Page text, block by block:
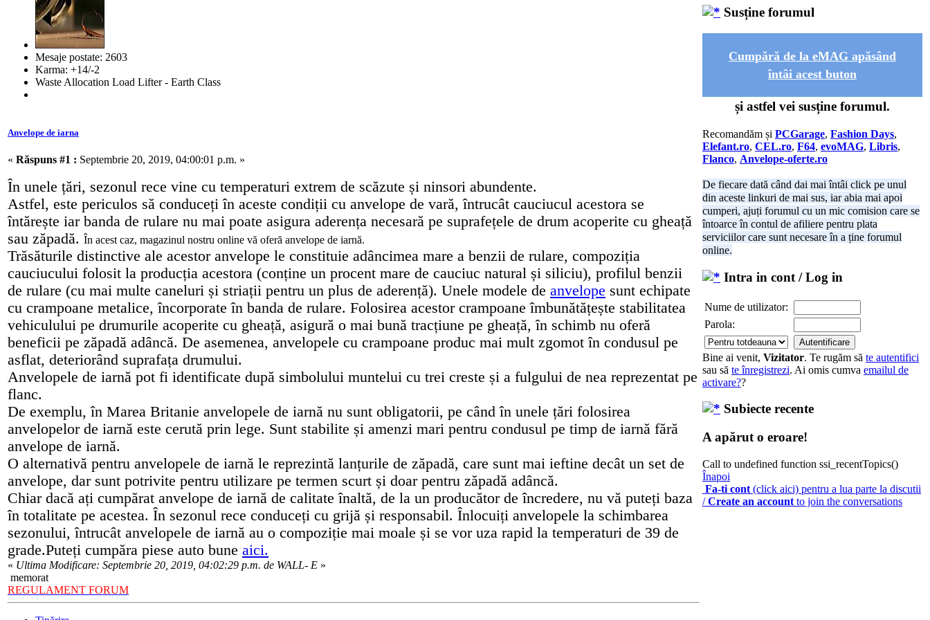
Mesaje postate: 2603
Karma: +14/-2
Waste Allocation Load Lifter - Earth Class
Anvelope de iarna
« Răspuns #1 : Septembrie 20, 2019, 04:00:01 p.m. »
În unele țări, sezonul rece vine cu temperaturi extrem de scăzute și ninsori abundente.
Astfel, este periculos să conduceți în aceste condiții cu anvelope de vară, întrucât cauciucul acestora se
întărește iar banda de rulare nu mai poate asigura aderența necesară pe suprafețele de drum acoperite cu gheață
sau zăpadă. În acest caz, magazinul nostru online vă oferă anvelope de iarnă.
Trăsăturile distinctive ale acestor anvelope le constituie adâncimea mare a benzii de rulare, compoziția
cauciucului folosit la producția acestora (conține un procent mare de cauciuc natural și siliciu), profilul benzii
de rulare (cu mai multe caneluri și striații pentru un plus de aderență). Unele modele de anvelope sunt echipate
cu crampoane metalice, încorporate în banda de rulare. Folosirea acestor crampoane îmbunătățește stabilitatea
vehiculului pe drumurile acoperite cu gheață, asigură o mai bună tracțiune pe gheață, în schimb nu oferă
beneficii pe zăpadă adâncă. De asemenea, anvelopele cu crampoane produc mai mult zgomot în condusul pe
asflat, deteriorând suprafața drumului.
Anvelopele de iarnă pot fi identificate după simbolului muntelui cu trei creste și a fulgului de nea reprezentat pe
flanc.
De exemplu, în Marea Britanie anvelopele de iarnă nu sunt obligatorii, pe când în unele țări folosirea
anvelopelor de iarnă este cerută prin lege. Sunt stabilite și amenzi mari pentru condusul pe timp de iarnă fără
anvelope de iarnă.
O alternativă pentru anvelopele de iarnă le reprezintă lanțurile de zăpadă, care sunt mai ieftine decât un set de
anvelope, dar sunt potrivite pentru utilizare pe termen scurt și doar pentru zăpadă adâncă.
Chiar dacă ați cumpărat anvelope de iarnă de calitate înaltă, de la un producător de încredere, nu vă puteți baza
în totalitate pe acestea. În sezonul rece conduceți cu grijă și responsabil. Înlocuiți anvelopele la schimbarea
sezonului, întrucât anvelopele de iarnă au o compoziție mai moale și se vor uza rapid la temperaturi de 39 de
grade.Puteți cumpăra piese auto bune aici.
« Ultima Modificare: Septembrie 20, 2019, 04:02:29 p.m. de WALL- E »
memorat
REGULAMENT FORUM
Susține forumul
Cumpără de la eMAG apăsând
întâi acest buton
și astfel vei susține forumul.
Recomandăm și PCGarage, Fashion Days,
Elefant.ro, CEL.ro, F64, evoMAG, Libris,
Flanco, Anvelope-oferte.ro
De fiecare dată când dai mai întâi click pe unul
din aceste linkuri de mai sus, iar abia mai apoi
cumperi, ajuți forumul cu un mic comision care se
întoarce în contul de afiliere pentru plata
serviciilor care sunt necesare în a ține forumul
online.
Intra in cont / Log in
Nume de utilizator:
Parola:
Bine ai venit, Vizitator. Te rugăm să te autentifici
sau să te înregistrezi. Ai omis cumva emailul de
activare??
Subiecte recente
A apărut o eroare!
Call to undefined function ssi_recentTopics()
Înapoi
Fa-ti cont (click aici) pentru a lua parte la discutii
/Create an account to join the conversations